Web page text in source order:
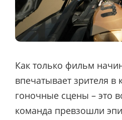
Как только фильм
впечатывает зрителя в
гоночные сцены – это
команда превзошли